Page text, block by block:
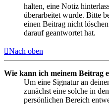
halten, eine Notiz
überarbeitet wurde. Bitte
einen Beitrag nicht
darauf geantwortet hat.
Nach oben
Wie kann ich meinem Beitrag
Um eine Signatur an
zunächst eine solche in
persönlichen Bereich